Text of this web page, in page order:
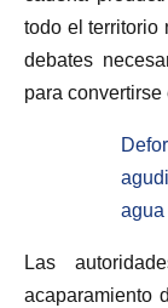
todo el territorio
debates
para
Las
acaparamiento